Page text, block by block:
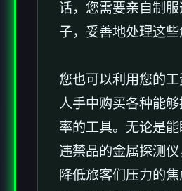
话，您需要亲自制
子，妥善地处理这些
您也可以利用您的
人手中购买各种能
率的工具。无论是
违禁品的金属探测
降低旅客们压力的